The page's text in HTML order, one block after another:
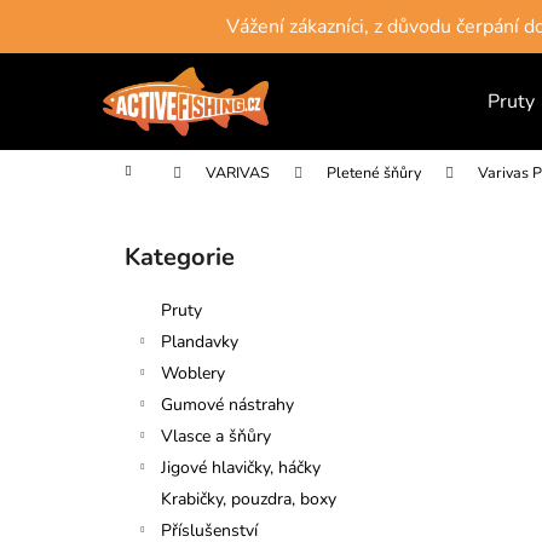
obsah
Vážení zákazníci, z důvodu čerpání
Pruty
Domů VARIVAS Pletené šňůry Varivas
Přeskočit
kategorie
Kategorie
Pruty
Plandavky
Woblery
Gumové nástrahy
Vlasce a šňůry
Jigové hlavičky, háčky
Krabičky, pouzdra, boxy
Příslušenství
o
k
Zpět
Zpět